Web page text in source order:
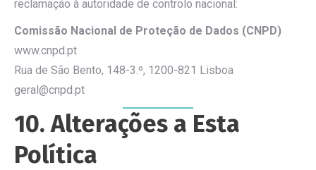
reclamação à autoridade de controlo nacional:
Comissão Nacional de Proteção de Dados (CNPD)
www.cnpd.pt
Rua de São Bento, 148-3.º, 1200-821 Lisboa
geral@cnpd.pt
10. Alterações a Esta
Política